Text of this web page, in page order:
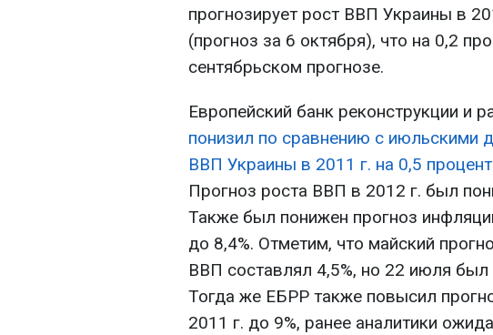
прогнозирует рост ВВП Украины в
(прогноз за 6 октября), что на 0,2
сентябрьском прогнозе.
Европейский банк реконструкции и
понизил по сравнению с июльскими
ВВП Украины в 2011 г. на 0,5
Прогноз роста ВВП в 2012 г. был
Также был понижен прогноз
до 8,4%. Отметим, что майский
ВВП составлял 4,5%, но 22 июля
Тогда же ЕБРР также повысил
2011 г. до 9%, ранее аналитики